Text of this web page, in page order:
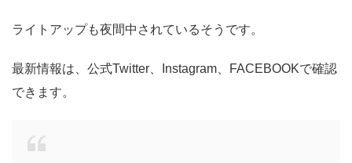
ライトアップも夜間中されているそうです。
最新情報は、公式Twitter、Instagram、FACEBOOKで確認
できます。